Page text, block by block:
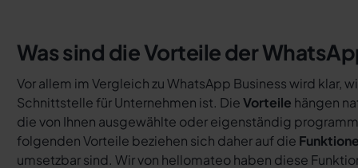
Was sind die Vorteile der
Vor allem im Vergleich zu WhatsApp Business wird klar,
Schnittstelle für Unternehmen ist. DieVorteile hängen
die von Ihnen ausgewählte oder eigenständig
folgenden Vorteile beziehen sich daher auf die
umsetzbar sind. Wir von hellomateo haben diese